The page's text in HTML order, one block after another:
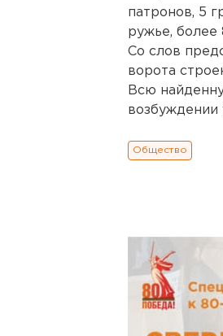
патронов, 5
ружье, более
Со слов
ворота
Всю
возбуждении
Общество